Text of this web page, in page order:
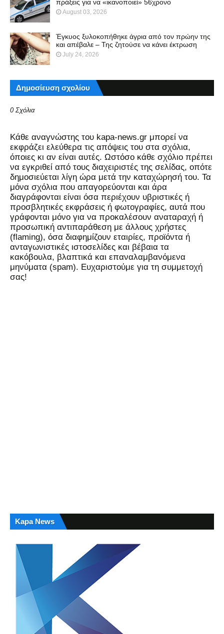
πράξεις για να «ικανοποιεί» 56χρονο
August 03, 2026
Έγκυος ξυλοκοπήθηκε άγρια από τον πρώην της
και απέβαλε – Της ζητούσε να κάνει έκτρωση
July 24, 2026
Δημοσίευση σχολίου
0 Σχόλια
Kάθε αναγνώστης του kapa-news.gr μπορεί να
εκφράζει ελεύθερα τις απόψεις του στα σχόλια,
όποιες κι αν είναι αυτές. Ωστόσο κάθε σχόλιο πρέπει
να εγκριθεί από τους διαχειριστές της σελίδας, οπότε
δημοσιεύεται λίγη ώρα μετά την καταχώρησή του. Τα
μόνα σχόλια που απαγορεύονται και άρα
διαγράφονται είναι όσα περιέχουν υβριστικές ή
προσβλητικές εκφράσεις ή φωτογραφίες, αυτά που
γράφονται μόνο για να προκαλέσουν αναταραχή ή
προσωπική αντιπαράθεση με άλλους χρήστες
(flaming), όσα διαφημίζουν εταιρίες, προϊόντα ή
ανταγωνιστικές ιστοσελίδες και βέβαια τα
κακόβουλα, βλαπτικά και επαναλαμβανόμενα
μηνύματα (spam). Ευχαριστούμε για τη συμμετοχή
σας!
Kapa News